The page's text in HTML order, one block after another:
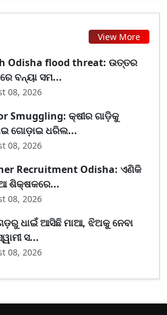
View More
Odisha flood threat: ଉତ୍ତର
ବନ୍ୟା ସମ...
08, 2026
Smuggling: କ୍ଷୀର ଗାଡ଼ିକୁ
ଗୋଡ଼ାଇ ଧରିଲ...
08, 2026
Recruitment Odisha: ଏଣିକି
ଶିକ୍ଷକରେ...
08, 2026
ଧାଇଁ ଆସିଛି ମାଆ, ଝିଅକୁ ନେବା
ସ...
08, 2026